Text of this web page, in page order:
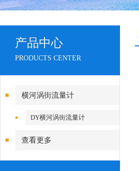
产品中心
PRODUCTS CENTER
横河涡街流量计
DY横河涡街流量计
查看更多